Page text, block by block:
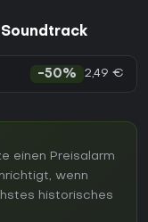
-50% 2,49 €
einen Preisalarm
wenn
historisches